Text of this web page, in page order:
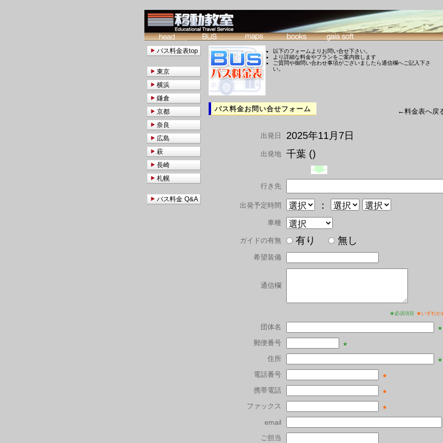
以下のフォームよりお問い合せ下さい。
より詳細な料金やプランをご案内致します
ご質問や御問い合わせ事項がございましたら通信欄へご記入下さ
い。
バス料金お問い合せフォーム ←料金表へ戻
出発日 2025年11月7日
出発地 千葉 ()
行き先
出発予定時間 ：
車種
ガイドの有無 有り 無し
希望装備
通信欄
★必須項目 ★いずれか
団体名 ★
郵便番号 ★
住所 ★
電話番号 ★
携帯電話 ★
ファックス ★
email
ご担当
バス料金表top
東京
横浜
鎌倉
京都
奈良
広島
萩
長崎
札幌
バス料金 Q&A